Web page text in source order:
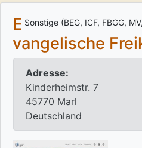
Sonstige (BEG, ICF, FBGG,
E
vangelische
Adresse:
Kinderheimstr. 7
45770 Marl
Deutschland